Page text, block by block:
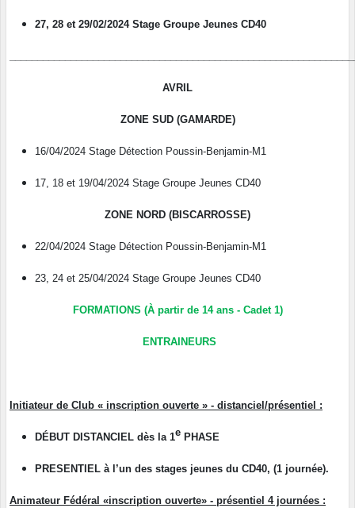
27, 28 et 29/02/2024 Stage Groupe Jeunes CD40
AVRIL
ZONE SUD (GAMARDE)
16/04/2024 Stage Détection Poussin-Benjamin-M1
17, 18 et 19/04/2024 Stage Groupe Jeunes CD40
ZONE NORD (BISCARROSSE)
22/04/2024 Stage Détection Poussin-Benjamin-M1
23, 24 et 25/04/2024 Stage Groupe Jeunes CD40
FORMATIONS (À partir de 14 ans - Cadet 1)
ENTRAINEURS
Initiateur de Club « inscription ouverte » - distanciel/présentiel :
DÉBUT DISTANCIEL dès la 1e PHASE
PRESENTIEL à l’un des stages jeunes du CD40, (1 journée).
Animateur Fédéral «inscription ouverte» - présentiel 4 journées :